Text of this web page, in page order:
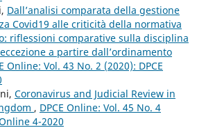
Dall’analisi comparata della gestione
Covid19 alle criticità della normativa
riflessioni comparative sulla disciplina
a partire dall’ordinamento
Online: Vol. 43 No. 2 (2020): DPCE
Coronavirus and Judicial Review in
, DPCE Online: Vol. 45 No. 4
4-2020